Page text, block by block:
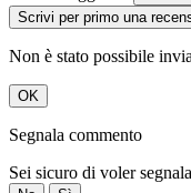
Scrivi per primo una
Non è stato possibile
OK
Segnala commento
Sei sicuro di voler